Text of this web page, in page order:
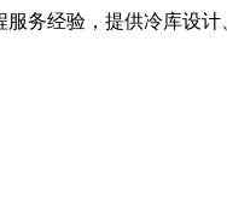
服务经验，提供冷库设